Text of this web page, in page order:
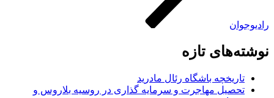
رادیوجوان
نوشته‌های تازه
تاریخچه باشگاه رئال مادرید
تحصیل مهاجرت و سرمایه گذاری در روسیه بلاروس و